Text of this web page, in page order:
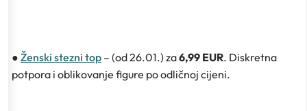
● Ženski stezni top – (od 26.01.) za6,99 EUR. Diskretna
potpora i oblikovanje figure po odličnoj cijeni.